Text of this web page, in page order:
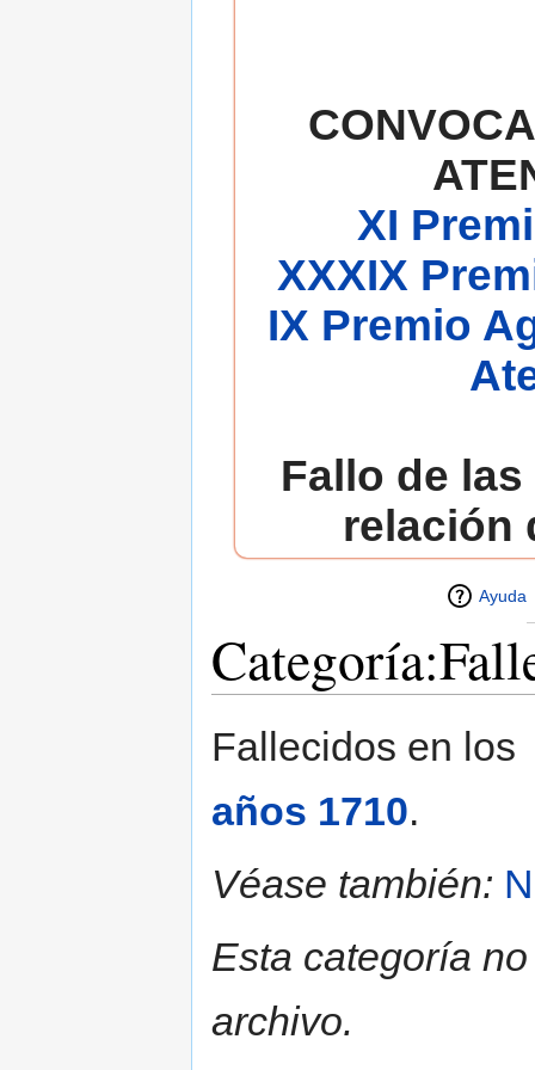
XI
XXXIX
IX Premio
Fallo de
relación
Ayuda
Fallecidos en los
años 1710.
Véase también:
Esta categoría
archivo.